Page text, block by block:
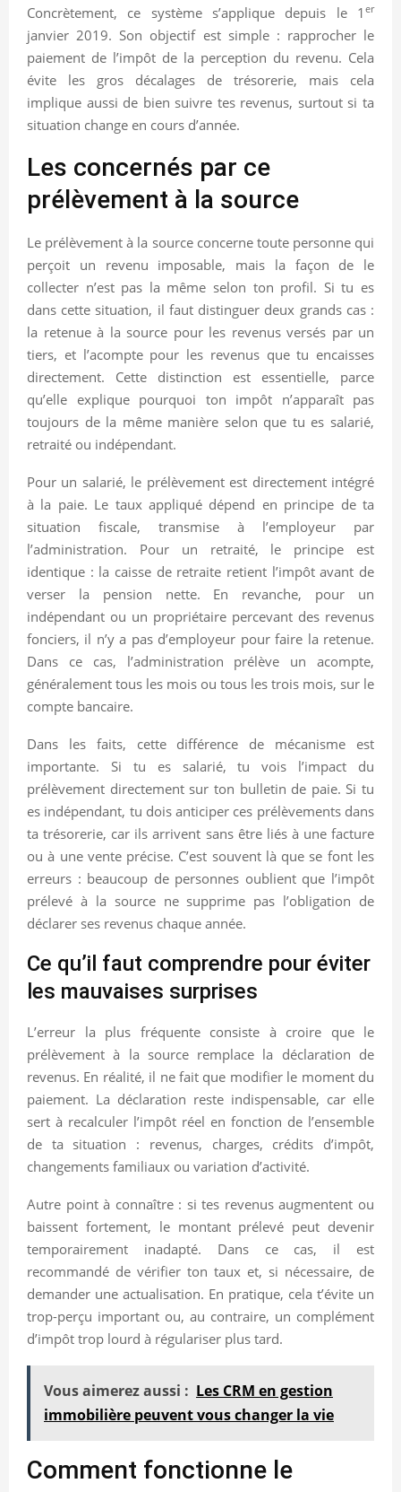
Concrètement, ce système s’applique depuis le 1 er
janvier 2019. Son objectif est simple : rapprocher le
paiement de l’impôt de la perception du revenu. Cela
évite les gros décalages de trésorerie, mais cela
implique aussi de bien suivre tes revenus, surtout si ta
situation change en cours d’année.
Les concernés par ce
prélèvement à la source
Le prélèvement à la source concerne toute personne qui
perçoit un revenu imposable, mais la façon de le
collecter n’est pas la même selon ton profil. Si tu es
dans cette situation, il faut distinguer deux grands cas :
la retenue à la source pour les revenus versés par un
tiers, et l’acompte pour les revenus que tu encaisses
directement. Cette distinction est essentielle, parce
qu’elle explique pourquoi ton impôt n’apparaît pas
toujours de la même manière selon que tu es salarié,
retraité ou indépendant.
Pour un salarié, le prélèvement est directement intégré
à la paie. Le taux appliqué dépend en principe de ta
situation fiscale, transmise à l’employeur par
l’administration. Pour un retraité, le principe est
identique : la caisse de retraite retient l’impôt avant de
verser la pension nette. En revanche, pour un
indépendant ou un propriétaire percevant des revenus
fonciers, il n’y a pas d’employeur pour faire la retenue.
Dans ce cas, l’administration prélève un acompte,
généralement tous les mois ou tous les trois mois, sur le
compte bancaire.
Dans les faits, cette différence de mécanisme est
importante. Si tu es salarié, tu vois l’impact du
prélèvement directement sur ton bulletin de paie. Si tu
es indépendant, tu dois anticiper ces prélèvements dans
ta trésorerie, car ils arrivent sans être liés à une facture
ou à une vente précise. C’est souvent là que se font les
erreurs : beaucoup de personnes oublient que l’impôt
prélevé à la source ne supprime pas l’obligation de
déclarer ses revenus chaque année.
Ce qu’il faut comprendre pour éviter
les mauvaises surprises
L’erreur la plus fréquente consiste à croire que le
prélèvement à la source remplace la déclaration de
revenus. En réalité, il ne fait que modifier le moment du
paiement. La déclaration reste indispensable, car elle
sert à recalculer l’impôt réel en fonction de l’ensemble
de ta situation : revenus, charges, crédits d’impôt,
changements familiaux ou variation d’activité.
Autre point à connaître : si tes revenus augmentent ou
baissent fortement, le montant prélevé peut devenir
temporairement inadapté. Dans ce cas, il est
recommandé de vérifier ton taux et, si nécessaire, de
demander une actualisation. En pratique, cela t’évite un
trop-perçu important ou, au contraire, un complément
d’impôt trop lourd à régulariser plus tard.
Vous aimerez aussi : Les CRM en gestion
immobilière peuvent vous changer la vie
Comment fonctionne le